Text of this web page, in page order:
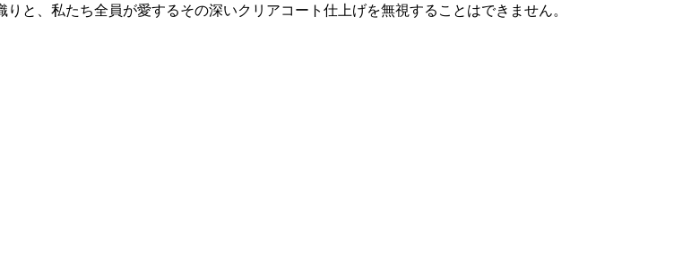
と、私たち全員が愛するその深いクリアコート仕上げを無視することはできません。